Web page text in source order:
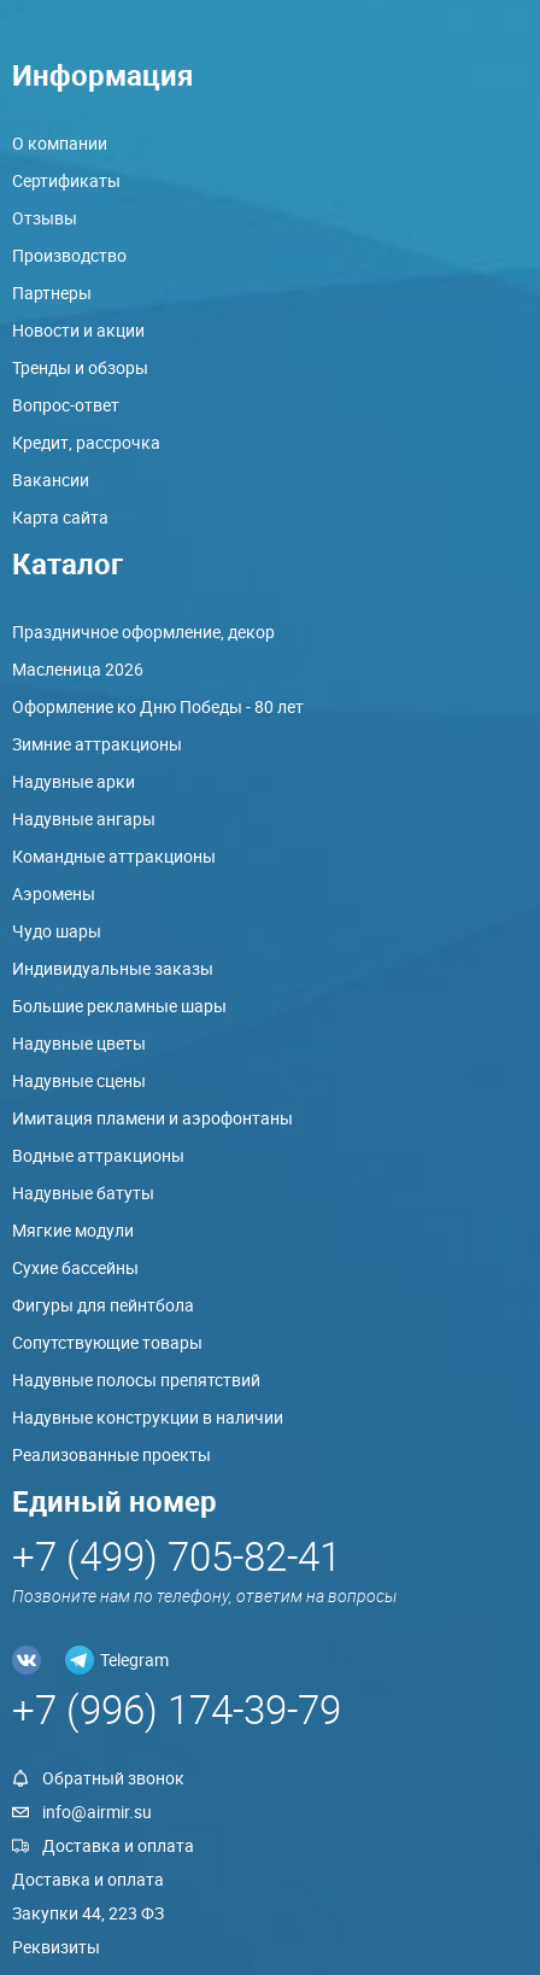
Информация
О компании
Сертификаты
Отзывы
Производство
Партнеры
Новости и акции
Тренды и обзоры
Вопрос-ответ
Кредит, рассрочка
Вакансии
Карта сайта
Каталог
Праздничное оформление, декор
Масленица 2026
Оформление ко Дню Победы - 80 лет
Зимние аттракционы
Надувные арки
Надувные ангары
Командные аттракционы
Аэромены
Чудо шары
Индивидуальные заказы
Большие рекламные шары
Надувные цветы
Надувные сцены
Имитация пламени и аэрофонтаны
Водные аттракционы
Надувные батуты
Мягкие модули
Сухие бассейны
Фигуры для пейнтбола
Сопутствующие товары
Надувные полосы препятствий
Надувные конструкции в наличии
Реализованные проекты
Единый номер
+7 (499) 705-82-41
Позвоните нам по телефону, ответим на вопросы
Telegram
+7 (996) 174-39-79
Обратный звонок
info@airmir.su
Доставка и оплата
Доставка и оплата
Закупки 44, 223 ФЗ
Реквизиты